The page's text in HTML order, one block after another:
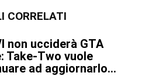
CORRELATI
non ucciderà GTA
Take-Two vuole
ad aggiornarlo...